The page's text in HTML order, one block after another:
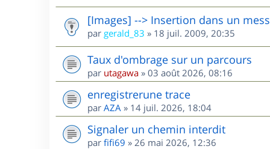
[Images] --> Insertion dans un
par gerald_83 » 18 juil. 2009, 20:35
Taux d'ombrage sur un parcours
par utagawa » 03 août 2026, 08:16
enregistrerune trace
par AZA » 14 juil. 2026, 18:04
Signaler un chemin interdit
par fifi69 » 26 mai 2026, 12:36